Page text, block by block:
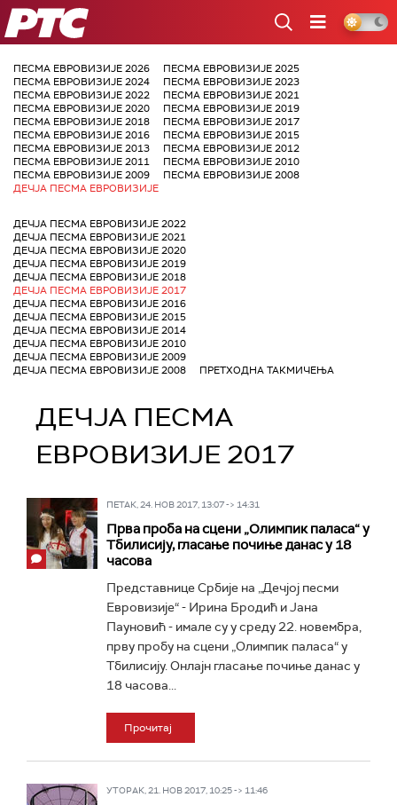
РТС
ПЕСМА ЕВРОВИЗИЈЕ 2026
ПЕСМА ЕВРОВИЗИЈЕ 2025
ПЕСМА ЕВРОВИЗИЈЕ 2024
ПЕСМА ЕВРОВИЗИЈЕ 2023
ПЕСМА ЕВРОВИЗИЈЕ 2022
ПЕСМА ЕВРОВИЗИЈЕ 2021
ПЕСМА ЕВРОВИЗИЈЕ 2020
ПЕСМА ЕВРОВИЗИЈЕ 2019
ПЕСМА ЕВРОВИЗИЈЕ 2018
ПЕСМА ЕВРОВИЗИЈЕ 2017
ПЕСМА ЕВРОВИЗИЈЕ 2016
ПЕСМА ЕВРОВИЗИЈЕ 2015
ПЕСМА ЕВРОВИЗИЈЕ 2013
ПЕСМА ЕВРОВИЗИЈЕ 2012
ПЕСМА ЕВРОВИЗИЈЕ 2011
ПЕСМА ЕВРОВИЗИЈЕ 2010
ПЕСМА ЕВРОВИЗИЈЕ 2009
ПЕСМА ЕВРОВИЗИЈЕ 2008
ДЕЧЈА ПЕСМА ЕВРОВИЗИЈЕ
ДЕЧЈА ПЕСМА ЕВРОВИЗИЈЕ 2022
ДЕЧЈА ПЕСМА ЕВРОВИЗИЈЕ 2021
ДЕЧЈА ПЕСМА ЕВРОВИЗИЈЕ 2020
ДЕЧЈА ПЕСМА ЕВРОВИЗИЈЕ 2019
ДЕЧЈА ПЕСМА ЕВРОВИЗИЈЕ 2018
ДЕЧЈА ПЕСМА ЕВРОВИЗИЈЕ 2017
ДЕЧЈА ПЕСМА ЕВРОВИЗИЈЕ 2016
ДЕЧЈА ПЕСМА ЕВРОВИЗИЈЕ 2015
ДЕЧЈА ПЕСМА ЕВРОВИЗИЈЕ 2014
ДЕЧЈА ПЕСМА ЕВРОВИЗИЈЕ 2010
ДЕЧЈА ПЕСМА ЕВРОВИЗИЈЕ 2009
ДЕЧЈА ПЕСМА ЕВРОВИЗИЈЕ 2008
ПРЕТХОДНА ТАКМИЧЕЊА
ДЕЧЈА ПЕСМА
ЕВРОВИЗИЈЕ 2017
ПЕТАК, 24. НОВ 2017, 13:07 -> 14:31
Прва проба на сцени „Олимпик паласа“ у
Тбилисију, гласање почиње данас у 18
часова
Представнице Србије на „Дечјој песми
Евровизије“ - Ирина Бродић и Јана
Пауновић - имале су у среду 22. новембра,
прву пробу на сцени „Олимпик паласа“ у
Тбилисију. Онлајн гласање почиње данас у
18 часова...
Прочитај
УТОРАК, 21. НОВ 2017, 10:25 -> 11:46